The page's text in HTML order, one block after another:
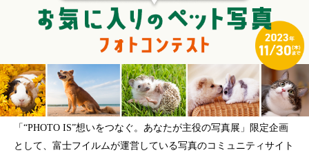
「“PHOTO IS”想いをつなぐ。あなたが主役の写真展」限定企画
として、富士フイルムが運営している写真のコミュニティサイト